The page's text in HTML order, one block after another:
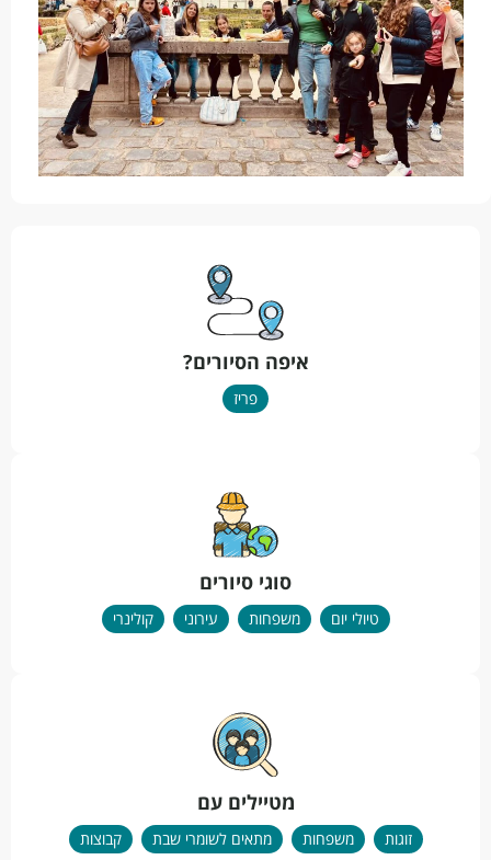
איפה הסיורים?
פריז
סוגי סיורים
טיולי יום משפחות עירוני קולינרי
מטיילים עם
זוגות משפחות מתאים לשומרי שבת קבוצות